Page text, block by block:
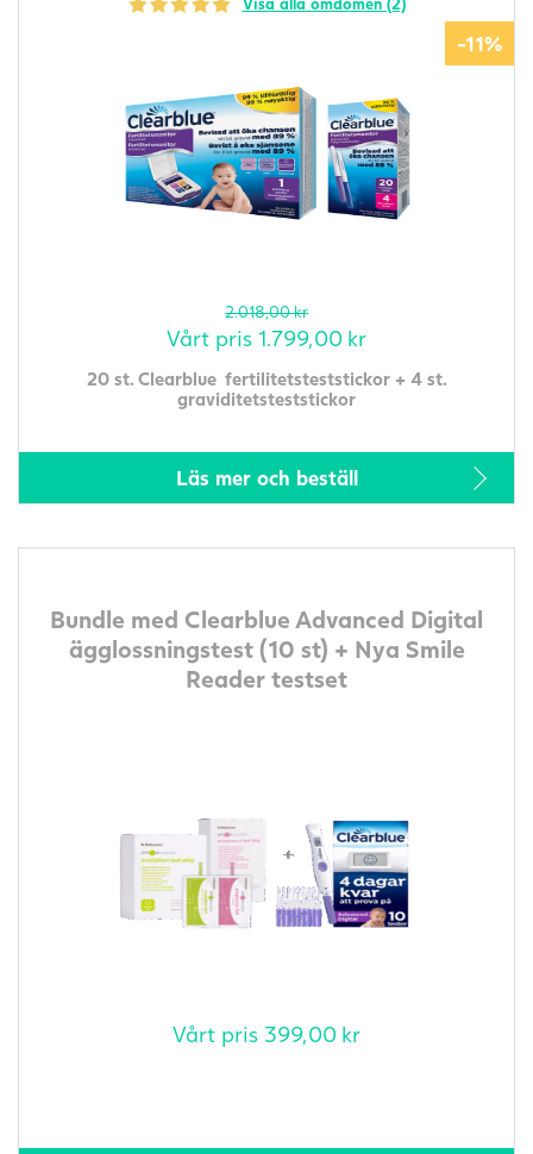
Visa alla omdömen (2)
-11%
2.018,00kr
Vårt pris 1.799,00 kr
20 st. Clearblue fertilitetsteststickor + 4 st.
graviditetsteststickor
Läs mer och beställ
Bundle med Clearblue Advanced Digital
ägglossningstest (10 st) + Nya Smile
Reader testset
Vårt pris 399,00 kr